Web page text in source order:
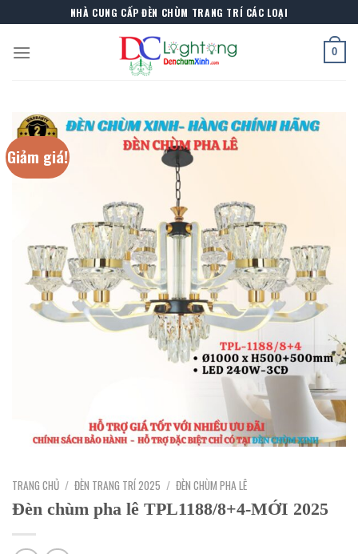
to
content
NHÀ CUNG CẤP ĐÈN CHÙM TRANG TRÍ CÁC LOẠI
0
Giảm giá!
TRANG CHỦ / ĐÈN TRANG TRÍ 2025 / ĐÈN CHÙM PHA LÊ
Đèn chùm pha lê TPL1188/8+4-MỚI 2025